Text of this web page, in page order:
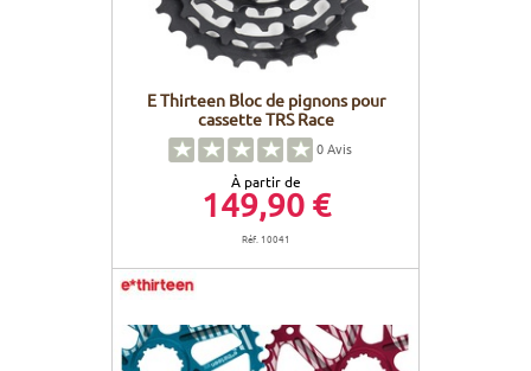
E Thirteen Bloc de pignons pour
cassette TRS Race
0Avis
À partir de
149,90 €
Réf. 10041